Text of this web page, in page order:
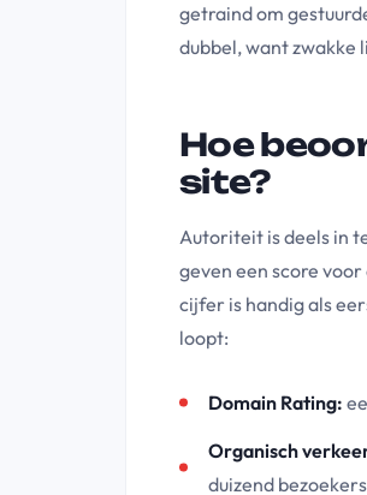
getraind om
dubbel, want zwakke
Hoe
site?
Autoriteit is deels in
geven een score
cijfer is handig als
loopt:
Domain Rating:
Organisch
duizend